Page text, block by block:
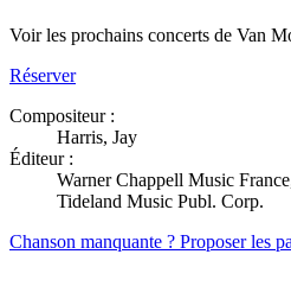
Voir les prochains concerts de Van
Réserver
Compositeur :
Harris, Jay
Éditeur :
Warner Chappell Music
Tideland Music Publ. Corp.
Chanson manquante ? Proposer les